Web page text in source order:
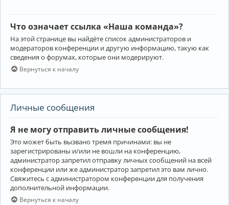
Что означает ссылка «Наша команда»?
На этой странице вы найдёте список администраторов и
модераторов конференции и другую информацию, такую как
сведения о форумах, которые они модерируют.
Вернуться к началу
Личные сообщения
Я не могу отправить личные сообщения!
Это может быть вызвано тремя причинами: вы не
зарегистрированы и/или не вошли на конференцию,
администратор запретил отправку личных сообщений на всей
конференции или же администратор запретил это вам лично.
Свяжитесь с администратором конференции для получения
дополнительной информации.
Вернуться к началу